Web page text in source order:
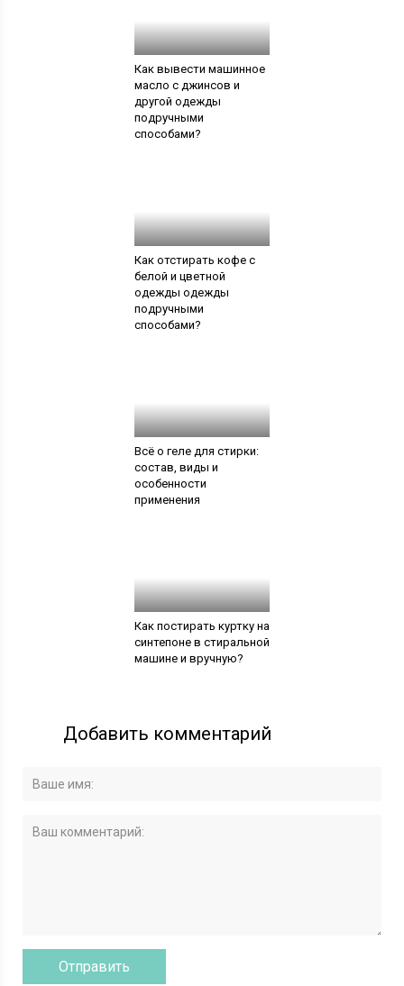
Как вывести машинное
масло с джинсов и
другой одежды
подручными
способами?
Как отстирать кофе с
белой и цветной
одежды одежды
подручными
способами?
Всё о геле для стирки:
состав, виды и
особенности
применения
Как постирать куртку на
синтепоне в стиральной
машине и вручную?
Добавить комментарий